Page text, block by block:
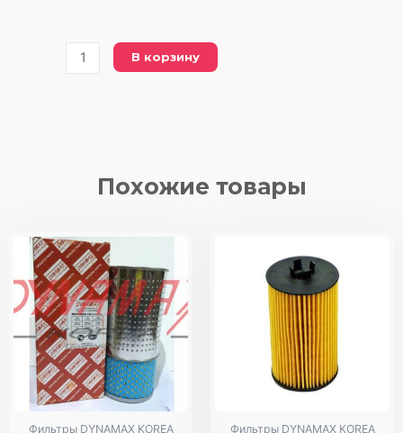
Количество
товара
В корзину
Похожие товары
Фильтры DYNAMAX KOREA Фильтры DYNAMAX KOREA